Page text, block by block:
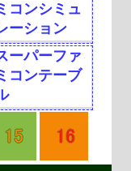
コンシミュ
ーション
ーパーファ
コンテーブ